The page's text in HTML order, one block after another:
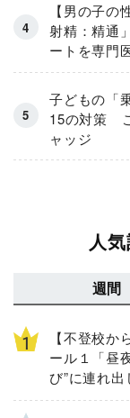
【男の子
射精：精通
ートを専門
子どもの「
15の対策
ャッジ
人
週間
【不登校
ール１「昼
び”に連れ